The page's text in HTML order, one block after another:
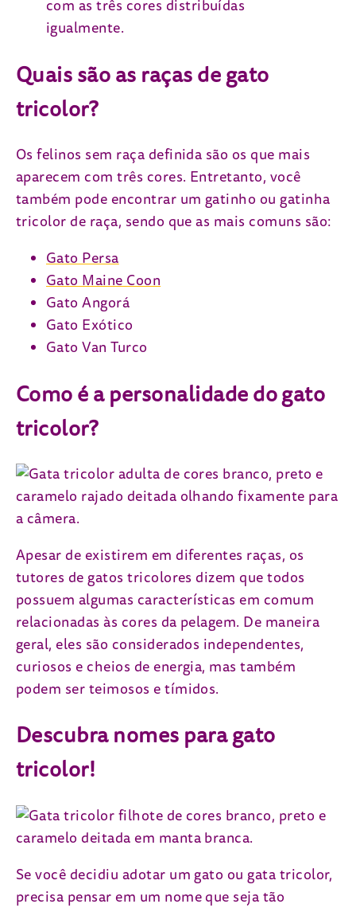
com as três cores distribuídas
igualmente.
Quais são as raças de gato
tricolor?
Os felinos sem raça definida são os que mais
aparecem com três cores. Entretanto, você
também pode encontrar um gatinho ou gatinha
tricolor de raça, sendo que as mais comuns são:
Gato Persa
Gato Maine Coon
Gato Angorá
Gato Exótico
Gato Van Turco
Como é a personalidade do gato
tricolor?
Apesar de existirem em diferentes raças, os
tutores de gatos tricolores dizem que todos
possuem algumas características em comum
relacionadas às cores da pelagem. De maneira
geral, eles são considerados independentes,
curiosos e cheios de energia, mas também
podem ser teimosos e tímidos.
Descubra nomes para gato
tricolor!
Se você decidiu adotar um gato ou gata tricolor,
precisa pensar em um nome que seja tão